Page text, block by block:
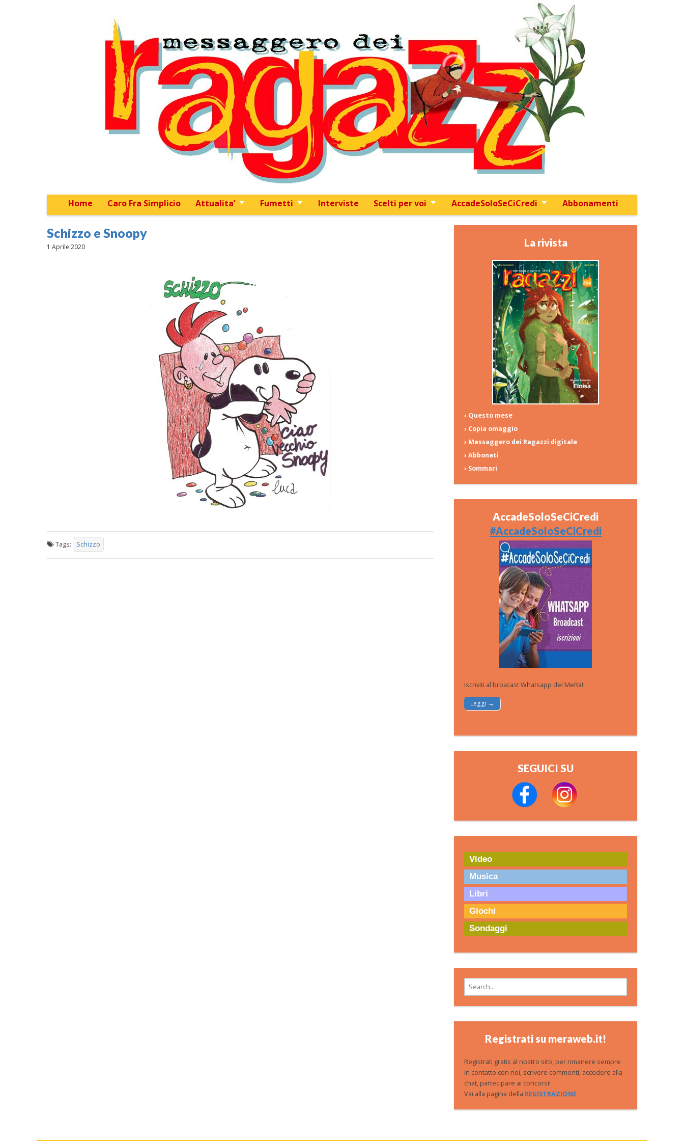
Skip to content
Home Caro Fra Simplicio Attualita’ Fumetti Interviste Scelti per voi AccadeSoloSeCiCredi Abbonamenti
Sub menu
Schizzo e Snoopy
1 Aprile 2020
Tags: Schizzo
La rivista
› Questo mese
› Copia omaggio
› Messaggero dei Ragazzi digitale
› Abbonati
› Sommari
AccadeSoloSeCiCredi
#AccadeSoloSeCiCredi
Iscriviti al broacast Whatsapp del MeRa!
Leggi →
SEGUICI SU
Video
Musica
Libri
Giochi
Sondaggi
Search for:
Registrati su meraweb.it!
Registrati gratis al nostro sito, per rimanere sempre
in contatto con noi, scrivere commenti, accedere alla
chat, partecipare ai concorsi!
Vai alla pagina della REGISTRAZIONE